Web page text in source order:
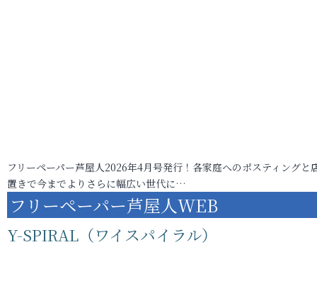
フリーペーパー芦屋人2026年4月号発行！各家庭へのポスティングと
置きで今までよりさらに幅広い世代に…
フリーペーパー芦屋人WEB
Y-SPIRAL（ワイスパイラル）